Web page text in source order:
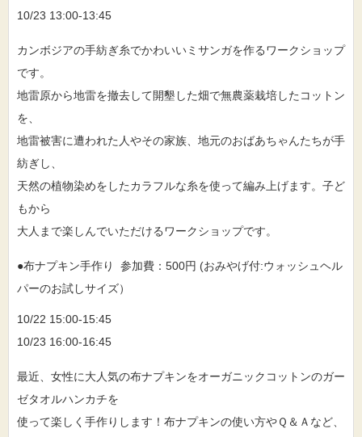
10/23 13:00-13:45
カンボジアの手紡ぎ糸でかわいいミサンガを作るワークショップ
です。
地雷原から地雷を撤去して開墾した畑で無農薬栽培したコットン
を、
地雷被害に遭われた人やその家族、地元のおばあちゃんたちが手
紡ぎし、
天然の植物染めをしたカラフルな糸を使って編み上げます。子ど
もから
大人まで楽しんでいただけるワークショップです。
●布ナプキン手作り 参加費：500円 (おみやげ付:ウォッシュヘル
パーのお試しサイズ）
10/22 15:00-15:45
10/23 16:00-16:45
最近、女性に大人気の布ナプキンをオーガニックコットンのガー
ゼタオルハンカチを
使って楽しく手作りします！布ナプキンの使い方やＱ＆Ａなど、